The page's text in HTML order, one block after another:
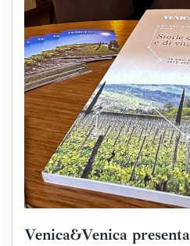
Venica&Venica